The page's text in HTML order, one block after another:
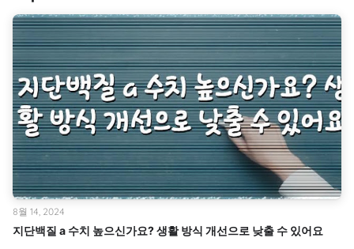
지단백질 a 수치 높으신가요? 생활 방식 개선으로 낮출 수 있어요
8월 14, 2024